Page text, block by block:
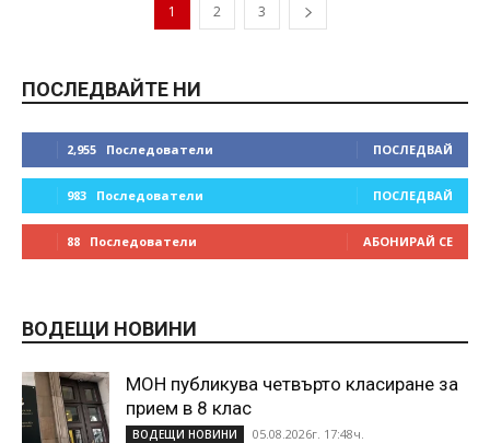
1 2 3
ПОСЛЕДВАЙТЕ НИ
2,955 Последователи ПОСЛЕДВАЙ
983 Последователи ПОСЛЕДВАЙ
88 Последователи АБОНИРАЙ СЕ
ВОДЕЩИ НОВИНИ
МОН публикува четвърто класиране за
прием в 8 клас
ВОДЕЩИ НОВИНИ 05.08.2026г. 17:48ч.